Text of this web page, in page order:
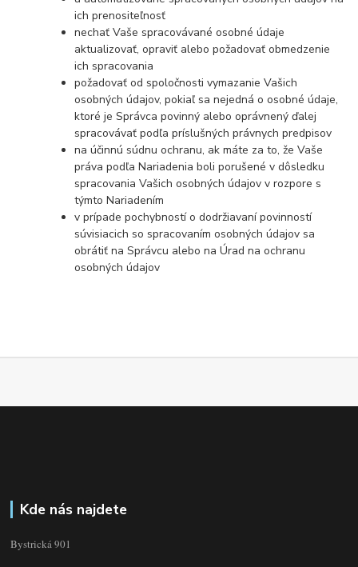
ich prenositeľnosť
nechať Vaše spracovávané osobné údaje
aktualizovať, opraviť alebo požadovať obmedzenie
ich spracovania
požadovať od spoločnosti vymazanie Vašich
osobných údajov, pokiaľ sa nejedná o osobné údaje,
ktoré je Správca povinný alebo oprávnený ďalej
spracovávať podľa príslušných právnych predpisov
na účinnú súdnu ochranu, ak máte za to, že Vaše
práva podľa Nariadenia boli porušené v dôsledku
spracovania Vašich osobných údajov v rozpore s
týmto Nariadením
v prípade pochybností o dodržiavaní povinností
súvisiacich so spracovaním osobných údajov sa
obrátiť na Správcu alebo na Úrad na ochranu
osobných údajov
Kde nás najdete
Bystrická 901